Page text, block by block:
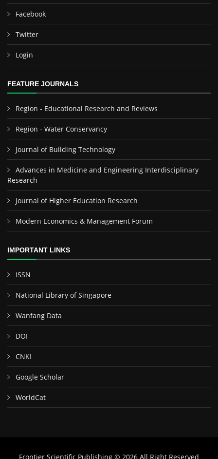
Facebook
Twitter
Login
FEATURE JOURNALS
Region - Educational Research and Reviews
Region - Water Conservancy
Journal of Building Technology
Advances in Medicine and Engineering Interdisciplinary
Research
Journal of Higher Education Research
Modern Economics & Management Forum
IMPORTANT LINKS
ISSN
National Library of Singapore
Wanfang Data
DOI
CNKI
Google Scholar
WorldCat
Frontier Scientific Publishing © 2026 All Right Reserved